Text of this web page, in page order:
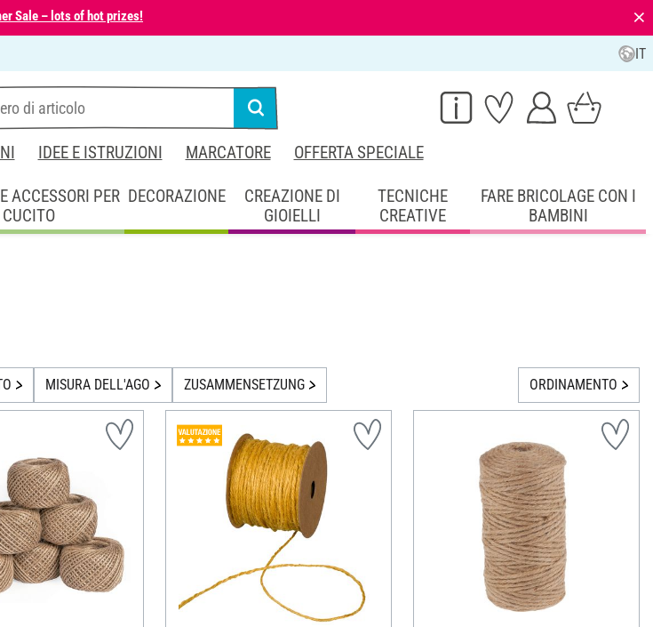
Sale – lots of hot prizes! ⨯
IT
IDEE E ISTRUZIONI MARCATORE OFFERTA SPECIALE
ACCESSORI PER
CUCITO
DECORAZIONE
CREAZIONE DI
GIOIELLI
TECNICHE
CREATIVE
FARE BRICOLAGE CON I
BAMBINI
MISURA DELL'AGO ZUSAMMENSETZUNG ORDINAMENTO